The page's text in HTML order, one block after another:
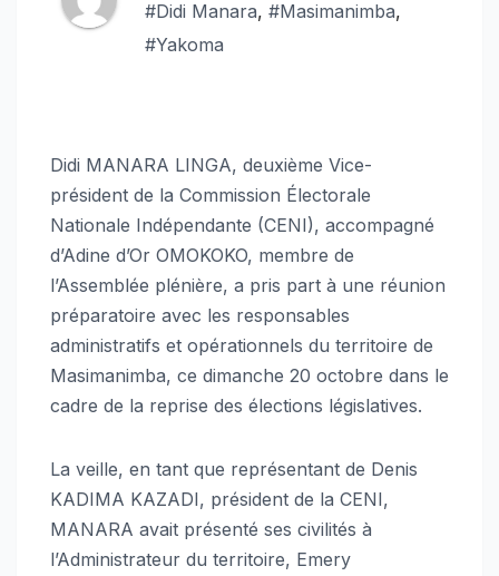
#Didi Manara, #Masimanimba,
#Yakoma
Didi MANARA LINGA, deuxième Vice-
président de la Commission Électorale
Nationale Indépendante (CENI), accompagné
d’Adine d’Or OMOKOKO, membre de
l’Assemblée plénière, a pris part à une réunion
préparatoire avec les responsables
administratifs et opérationnels du territoire de
Masimanimba, ce dimanche 20 octobre dans le
cadre de la reprise des élections législatives.
La veille, en tant que représentant de Denis
KADIMA KAZADI, président de la CENI,
MANARA avait présenté ses civilités à
l’Administrateur du territoire, Emery